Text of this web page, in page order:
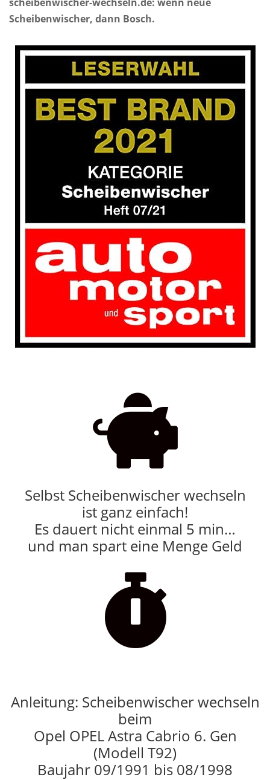
Scheibenwischer, dann Bosch.

Selbst Scheibenwischer wechseln
ist ganz einfach!
Es dauert nicht einmal 5 min…
und man spart eine Menge Geld

Anleitung: Scheibenwischer wechseln
beim
Opel OPEL Astra Cabrio 6. Gen
(Modell T92)
Baujahr 09/1991 bis 08/1998